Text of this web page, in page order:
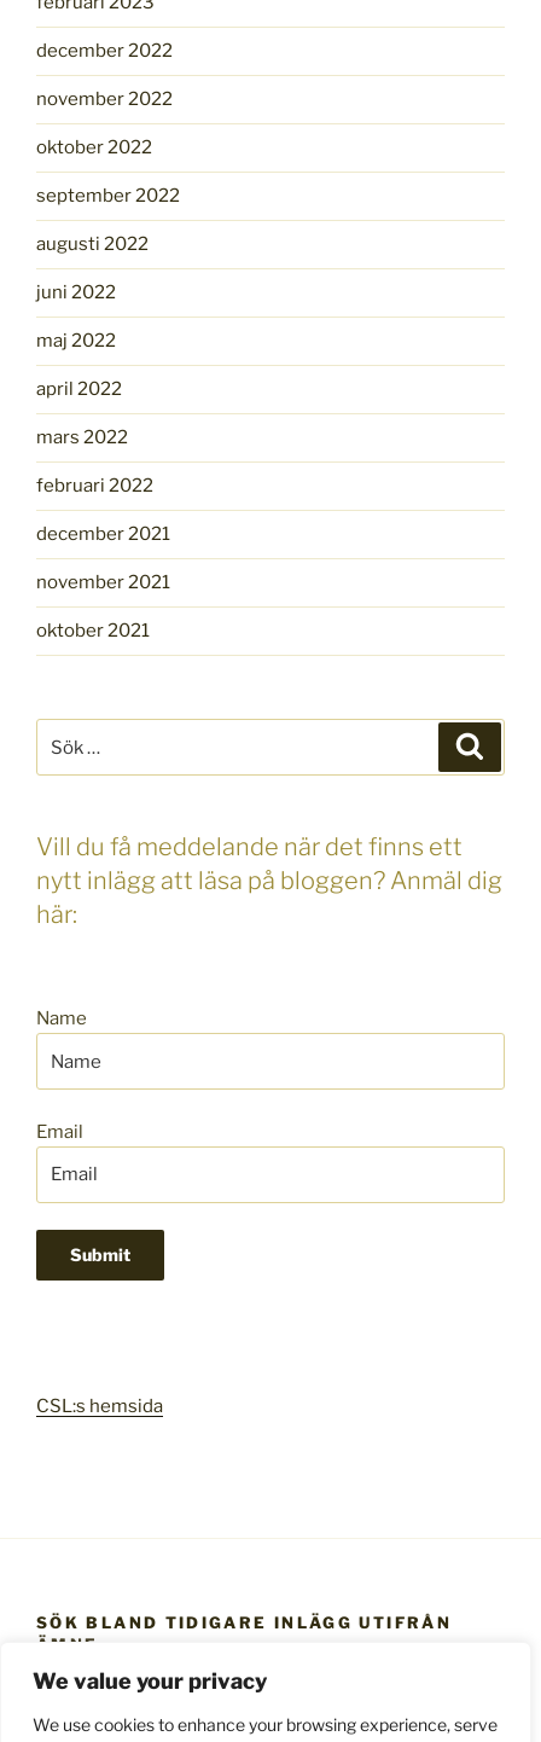
We value your privacy
We use cookies to enhance your browsing experience, serve
december 2022
november 2022
oktober 2022
september 2022
augusti 2022
juni 2022
maj 2022
april 2022
mars 2022
februari 2022
december 2021
november 2021
oktober 2021
efter:
Vill du få meddelande när det finns ett
nytt inlägg att läsa på bloggen? Anmäl dig
här:
Name
Email
CSL:s hemsida
SÖK BLAND TIDIGARE INLÄGG UTIFRÅN
ÄMNE
Sök
bland